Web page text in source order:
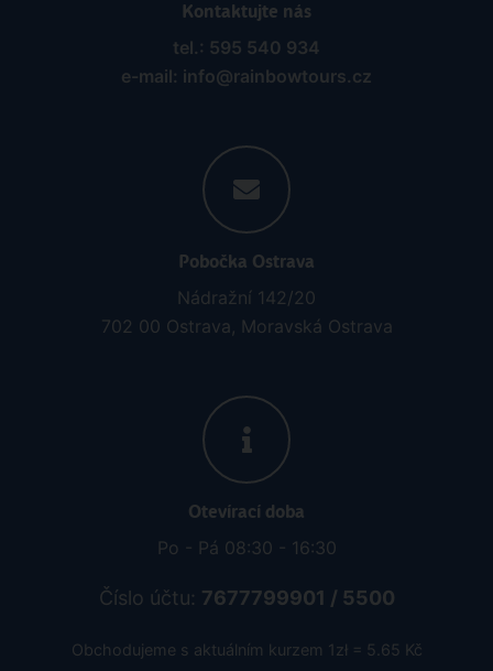
Kontaktujte nás
tel.: 595 540 934
e-mail: info@rainbowtours.cz
Pobočka Ostrava
Nádražní 142/20
702 00 Ostrava, Moravská Ostrava
Otevírací doba
Po - Pá 08:30 - 16:30
Číslo účtu: 7677799901 / 5500
Obchodujeme s aktuálním kurzem 1zł = 5.65 Kč